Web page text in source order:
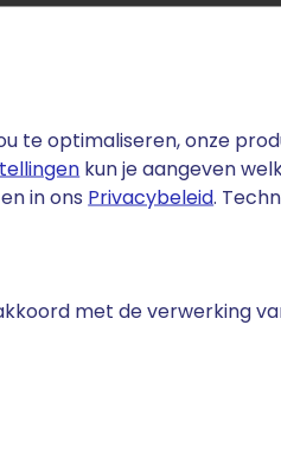
te optimaliseren, onze
kun je aangeven
en in ons Privacybeleid.
met de verwerking